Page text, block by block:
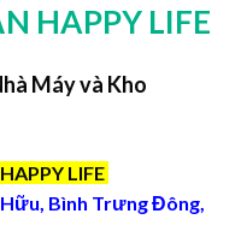
HAPPY LIFE
Máy và Kho
LIFE
Hữu, Bình Trưng Đông,